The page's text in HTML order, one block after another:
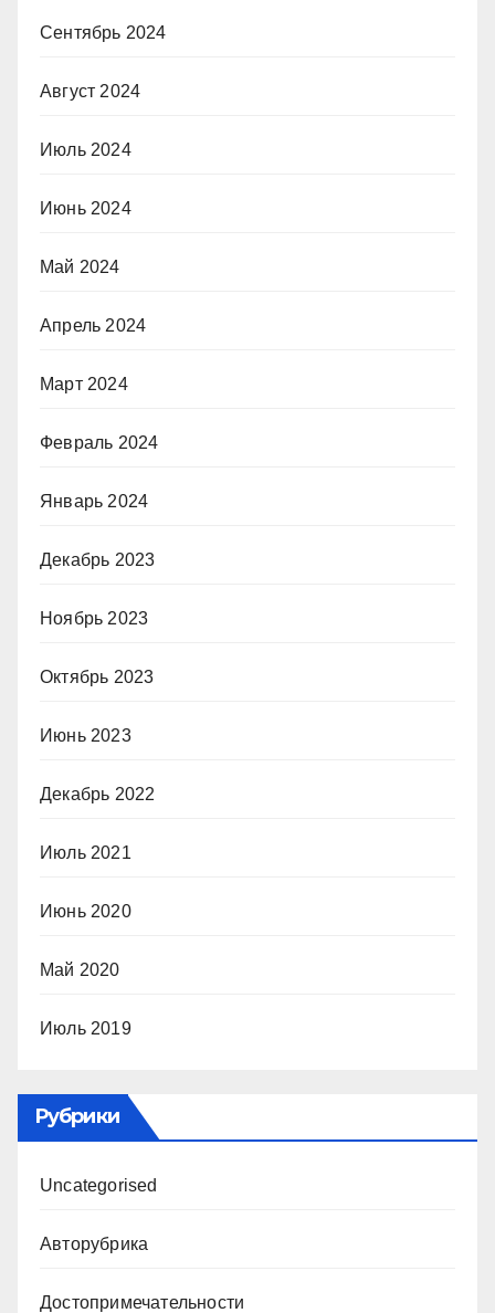
Сентябрь 2024
Август 2024
Июль 2024
Июнь 2024
Май 2024
Апрель 2024
Март 2024
Февраль 2024
Январь 2024
Декабрь 2023
Ноябрь 2023
Октябрь 2023
Июнь 2023
Декабрь 2022
Июль 2021
Июнь 2020
Май 2020
Июль 2019
Рубрики
Uncategorised
Авторубрика
Достопримечательности